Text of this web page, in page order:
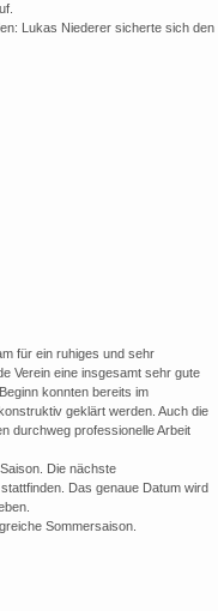
Lukas Niederer sicherte sich den
für ein ruhiges und sehr
Verein eine insgesamt sehr gute
konnten bereits im
geklärt werden. Auch die
durchweg professionelle Arbeit
Die nächste
Das genaue Datum wird
Sommersaison.